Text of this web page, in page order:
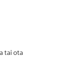
tai ota